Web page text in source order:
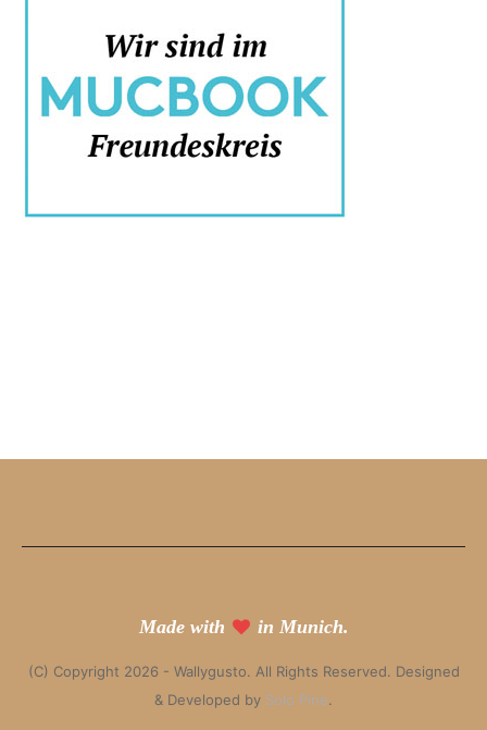
Made with in Munich.
(C) Copyright 2026 - Wallygusto. All Rights Reserved. Designed
& Developed by Solo Pine.